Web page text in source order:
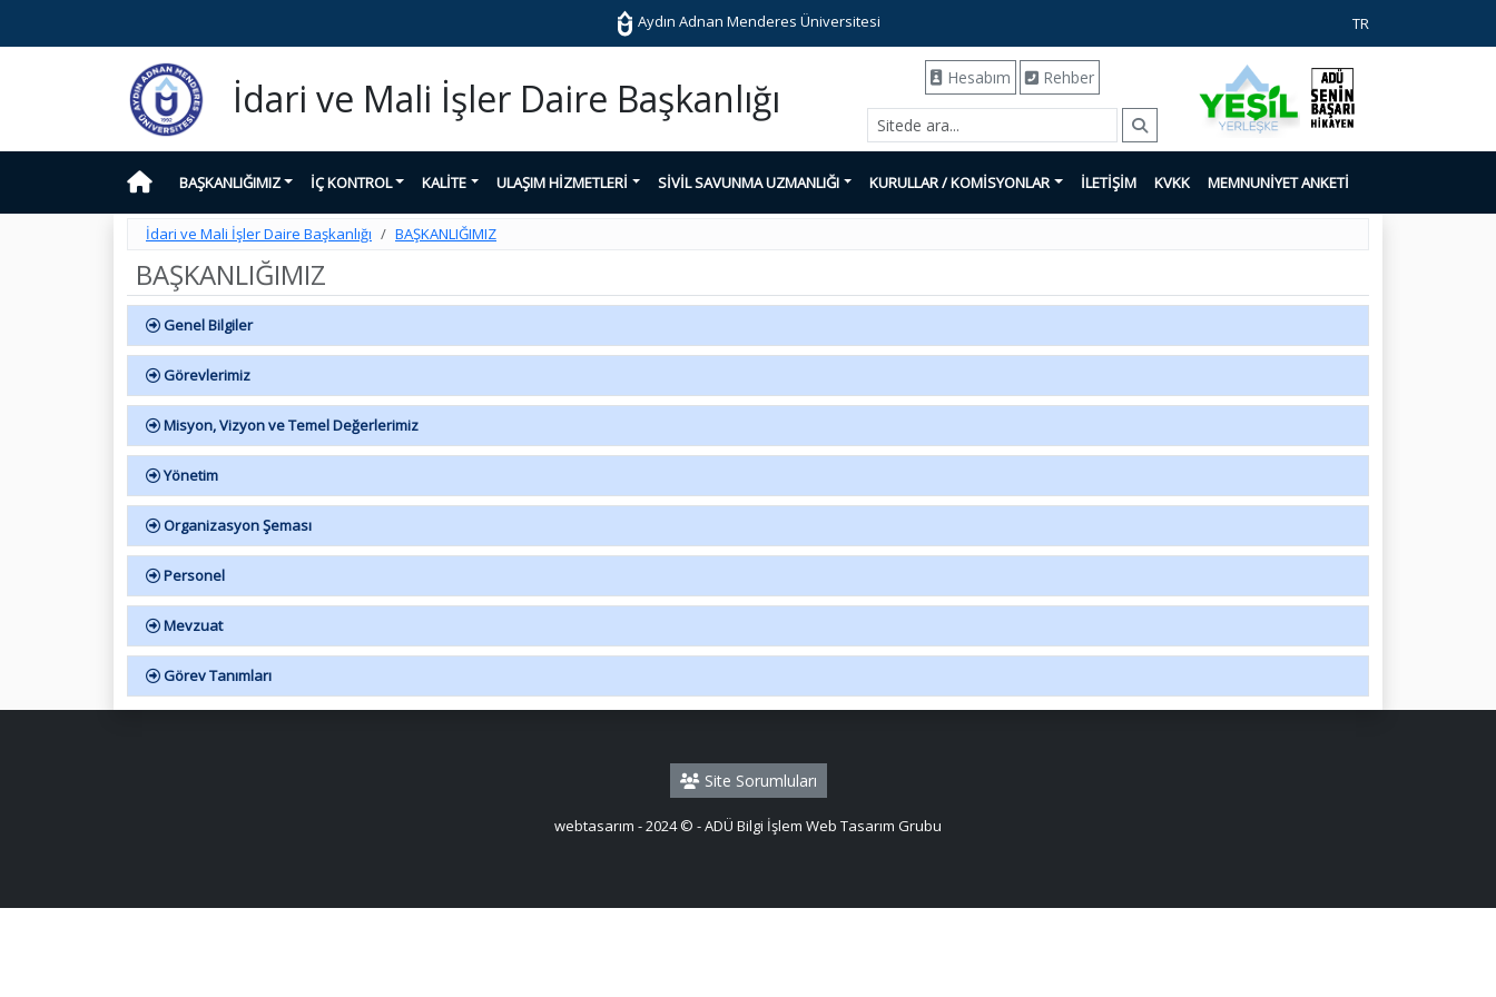
Aydın Adnan Menderes Üniversitesi TR
İdari ve Mali İşler Daire Başkanlığı Hesabım Rehber
BAŞKANLIĞIMIZ İÇ KONTROL KALİTE ULAŞIM HİZMETLERİ SİVİL SAVUNMA UZMANLIĞI KURULLAR / KOMİSYONLAR İLETİŞİM KVKK MEMNUNİYET ANKETİ
İdari ve Mali İşler Daire Başkanlığı BAŞKANLIĞIMIZ
BAŞKANLIĞIMIZ
Genel Bilgiler
Görevlerimiz
Misyon, Vizyon ve Temel Değerlerimiz
Yönetim
Organizasyon Şeması
Personel
Mevzuat
Görev Tanımları
Site Sorumluları
webtasarım - 2024 © - ADÜ Bilgi İşlem Web Tasarım Grubu